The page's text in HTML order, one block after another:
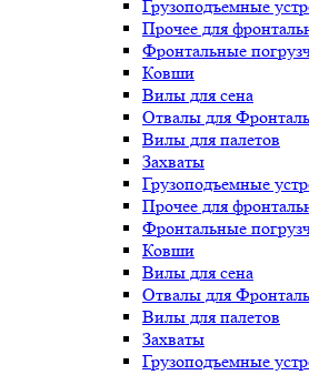
Грузоподъемные
Прочее для
Фронтальные
Ковши
Вилы для сена
Отвалы для
Вилы для палетов
Захваты
Грузоподъемные
Прочее для
Фронтальные
Ковши
Вилы для сена
Отвалы для
Вилы для палетов
Захваты
Грузоподъемные